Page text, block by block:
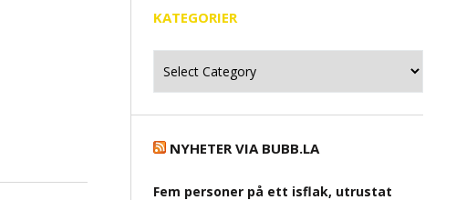
KATEGORIER
NYHETER VIA BUBB.LA
Fem personer på ett isflak, utrustat